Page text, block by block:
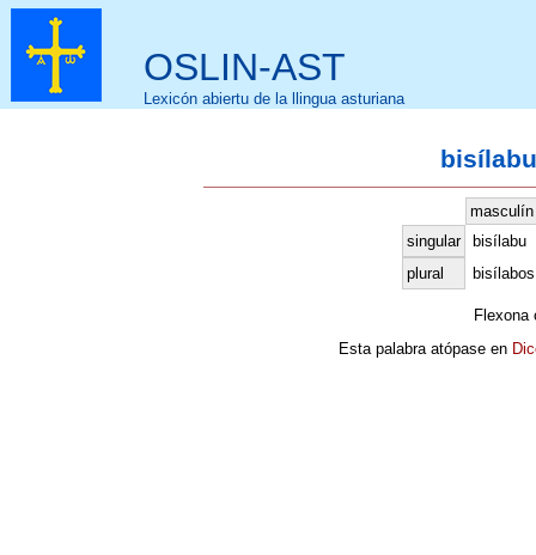
OSLIN-AST
Lexicón abiertu de la llingua asturiana
masculín
singular
bisílabu
plural
bisílabos
Esta palabra atópase en